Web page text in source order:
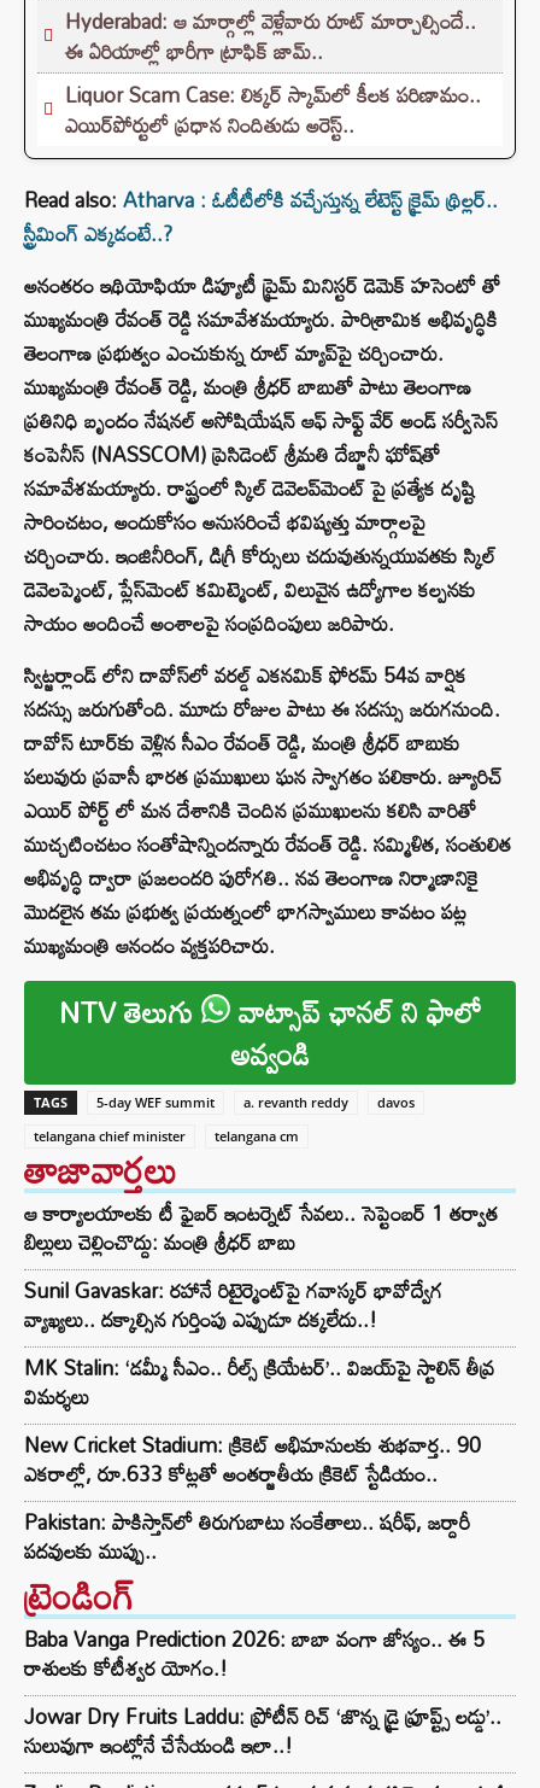
Hyderabad: ఆ మార్గాల్లో వెళ్లేవారు రూట్ మార్చాల్సిందే..
ఈ ఏరియాల్లో భారీగా ట్రాఫిక్ జామ్..
Liquor Scam Case: లిక్కర్ స్కామ్‌లో కీలక పరిణామం..
ఎయిర్‌పోర్టులో ప్రధాన నిందితుడు అరెస్ట్..
Read also:Atharva : ఓటీటీలోకి వచ్చేస్తున్న లేటెస్ట్ క్రైమ్ థ్రిల్లర్..
స్ట్రీమింగ్ ఎక్కడంటే..?
అనంతరం ఇథియోఫియా డిప్యూటీ ప్రైమ్ మినిస్టర్ డెమెక్ హసెంటో తో
ముఖ్యమంత్రి రేవంత్ రెడ్డి సమావేశమయ్యారు. పారిశ్రామిక అభివృద్ధికి
తెలంగాణ ప్రభుత్వం ఎంచుకున్న రూట్​ మ్యాప్​పై చర్చించారు.
ముఖ్యమంత్రి రేవంత్​ రెడ్డి, మంత్రి శ్రీధర్​ బాబుతో పాటు తెలంగాణ
ప్రతినిధి బృందం నేషనల్ అసోషియేషన్ ఆఫ్ సాఫ్ట్ వేర్ అండ్ సర్వీసెస్
కంపెనీస్ (NASSCOM) ప్రెసిడెంట్ శ్రీమతి దేబ్జానీ ఘోష్​తో
సమావేశమయ్యారు. రాష్ట్రంలో స్కిల్ డెవెలప్​మెంట్​ పై ప్రత్యేక దృష్టి
సారించటం, అందుకోసం అనుసరించే భవిష్యత్తు మార్గాలపై
చర్చించారు. ఇంజినీరింగ్, డిగ్రీ కోర్సులు చదువుతున్నయువతకు స్కిల్
డెవెలప్మెంట్, ప్లేస్​మెంట్​ కమిట్మెంట్, విలువైన ఉద్యోగాల కల్పనకు
సాయం అందించే అంశాలపై సంప్రదింపులు జరిపారు.
స్విట్జర్లాండ్ లోని దావోస్‌లో వరల్డ్ ఎకనమిక్ ఫోరమ్ 54వ వార్షిక
సదస్సు జరుగుతోంది. మూడు రోజుల పాటు ఈ సదస్సు జరుగనుంది.
దావోస్ టూర్​కు వెళ్లిన సీఎం రేవంత్ రెడ్డి, మంత్రి శ్రీధర్ బాబుకు
పలువురు ప్రవాసీ భారత ప్రముఖులు ఘన స్వాగతం పలికారు. జ్యూరిచ్
ఎయిర్ పోర్ట్ లో మన దేశానికి చెందిన ప్రముఖులను కలిసి వారితో
ముచ్చటించటం సంతోషాన్నిందన్నారు రేవంత్ రెడ్డి. సమ్మిళిత, సంతులిత
అభివృద్ధి ద్వారా ప్రజలందరి పురోగతి.. నవ తెలంగాణ నిర్మాణానికై
మొదలైన తమ ప్రభుత్వ ప్రయత్నంలో భాగస్వాములు కావటం పట్ల
ముఖ్యమంత్రి ఆనందం వ్యక్తపరిచారు.
NTV తెలుగు వాట్సాప్ ఛానల్ ని ఫాలో
అవ్వండి
TAGS 5-day WEF summit a. revanth reddy
davos
telangana chief minister
telangana cm
తాజావార్తలు
ఆ కార్యాలయాలకు టీ ఫైబర్ ఇంటర్నెట్ సేవలు.. సెప్టెంబర్ 1 తర్వాత
బిల్లులు చెల్లించొద్దు: మంత్రి శ్రీధర్ బాబు
Sunil Gavaskar: రహానే రిటైర్మెంట్‌పై గవాస్కర్ భావోద్వేగ
వ్యాఖ్యలు.. దక్కాల్సిన గుర్తింపు ఎప్పుడూ దక్కలేదు..!
MK Stalin: ‘డమ్మీ సీఎం.. రీల్స్ క్రియేటర్’.. విజయ్‌పై స్టాలిన్ తీవ్ర
విమర్శలు
New Cricket Stadium: క్రికెట్ అభిమానులకు శుభవార్త.. 90
ఎకరాల్లో, రూ.633 కోట్లతో అంతర్జాతీయ క్రికెట్ స్టేడియం..
Pakistan: పాకిస్తాన్‌లో తిరుగుబాటు సంకేతాలు.. షరీఫ్, జర్దారీ
పదవులకు ముప్పు..
ట్రెండింగ్‌
Baba Vanga Prediction 2026: బాబా వంగా జోస్యం.. ఈ 5
రాశులకు కోటీశ్వర యోగం.!
Jowar Dry Fruits Laddu: ప్రోటీన్ రిచ్ ‘జొన్న డ్రై ఫ్రూప్ట్స్ లడ్డు’..
సులువుగా ఇంట్లోనే చేసేయండి ఇలా..!